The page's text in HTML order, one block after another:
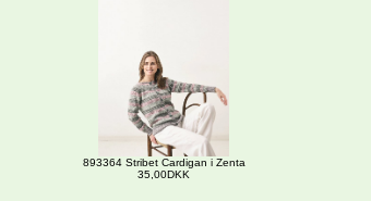
893364 Stribet Cardigan i Zenta
35,00DKK